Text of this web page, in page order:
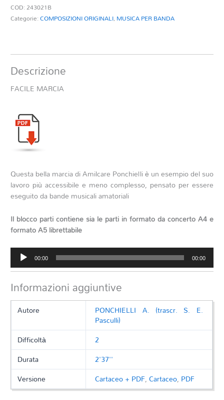
COD:243021B
Categorie:COMPOSIZIONI ORIGINALI, MUSICA PER BANDA
Descrizione
FACILE MARCIA
Questa bella marcia di Amilcare Ponchielli è un esempio del suo
lavoro più accessibile e meno complesso, pensato per essere
eseguito da bande musicali amatoriali
Il blocco parti contiene sia le parti in formato da concerto A4 e
formato A5 librettabile
Audio
Player
00:00 00:00
Informazioni aggiuntive
Autore PONCHIELLI A. (trascr. S. E.
Pasculli)
Difficoltà
2
Durata
2'37''
Versione
Cartaceo + PDF,Cartaceo, PDF